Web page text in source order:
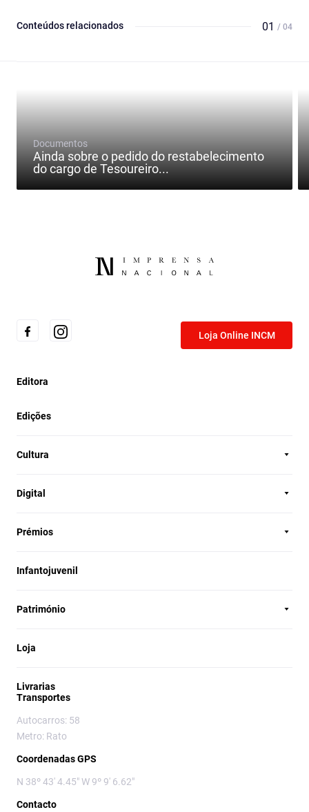
Conteúdos relacionados 01 / 04
Documentos
Ainda sobre o pedido do restabelecimento
do cargo de Tesoureiro...
Loja Online INCM
Editora
Edições
Cultura
Digital
Prémios
Infantojuvenil
Património
Loja
Livrarias
Transportes
Autocarros: 58
Metro: Rato
Coordenadas GPS
N 38º 43' 4.45" W 9º 9' 6.62"
Contacto